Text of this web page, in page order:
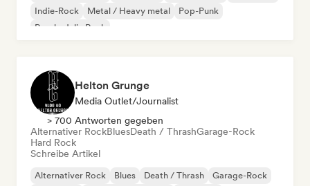
Indie-Rock
Metal / Heavy metal
Pop-Punk
Psychedelic Rock
Helton Grunge
Media Outlet/Journalist
> 700 Antworten gegeben
Alternativer RockBluesDeath / ThrashGarage-Rock
Hard Rock
Schreibe Artikel
Alternativer Rock Blues Death / Thrash
Garage-Rock